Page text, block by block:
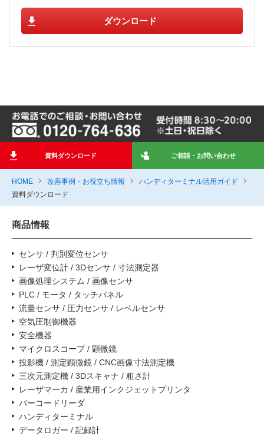
HOME 改善事例・お役立ち情報
ハンディターミナル活用ガイド
資料ダウンロード
ダウンロード
資料ダウンロード ご相談・お問い合わせ
商品情報
センサ / 判別変位センサ
レーザ変位計 / 3Dセンサ / 寸法測定器
画像処理システム / 画像センサ
PLC / モータ / タッチパネル
流量センサ / 圧力センサ / レベルセンサ
空気圧制御機器
安全機器
マイクロスコープ / 顕微鏡
投影機 / 測定顕微鏡 / CNC画像寸法測定機
三次元測定機 / 3Dスキャナ / 粗さ計
レーザマーカ / 産業用インクジェットプリンタ
バーコードリーダ
ハンディターミナル
データロガー / 記録計